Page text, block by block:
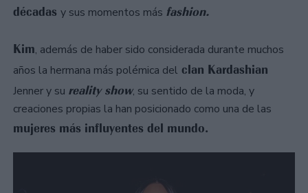
décadas y sus momentos más fashion.
Kim, además de haber sido considerada durante muchos
años la hermana más polémica del clan Kardashian
Jenner y su reality show, su sentido de la moda, y
creaciones propias la han posicionado como una de las
mujeres más influyentes del mundo.